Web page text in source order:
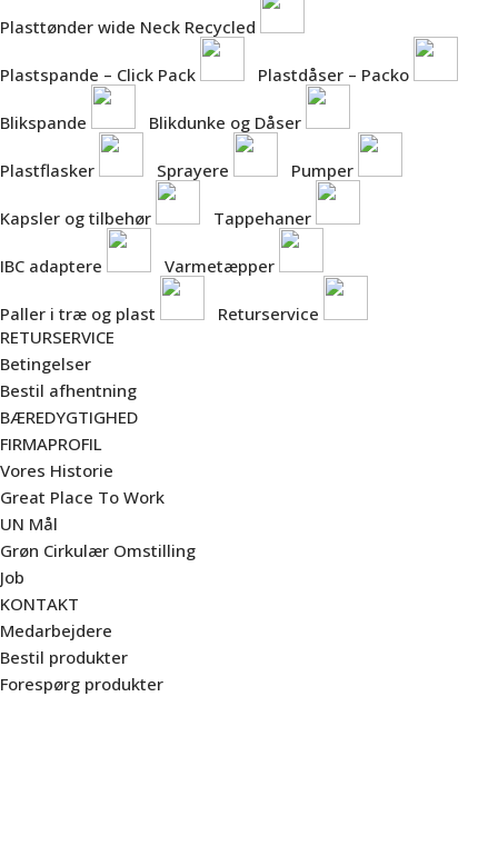
Plasttønder wide Neck Recycled
Plastspande – Click Pack Plastdåser – Packo
Blikspande Blikdunke og Dåser
Plastflasker Sprayere Pumper
Kapsler og tilbehør Tappehaner
IBC adaptere Varmetæpper
Paller i træ og plast
Returservice
RETURSERVICE
Betingelser
Bestil afhentning
BÆREDYGTIGHED
FIRMAPROFIL
Vores Historie
Great Place To Work
UN Mål
Grøn Cirkulær Omstilling
Job
KONTAKT
Medarbejdere
Bestil produkter
Forespørg produkter